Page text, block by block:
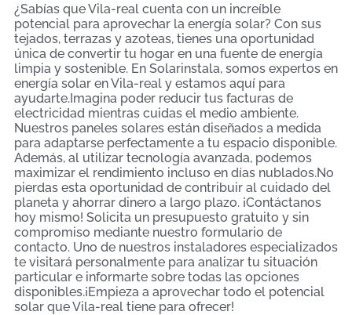
¿Sabías que Vila-real cuenta con un increíble
potencial para aprovechar la energía solar? Con sus
tejados, terrazas y azoteas, tienes una oportunidad
única de convertir tu hogar en una fuente de energía
limpia y sostenible. En Solarinstala, somos expertos en
energía solar en Vila-real y estamos aquí para
ayudarte.Imagina poder reducir tus facturas de
electricidad mientras cuidas el medio ambiente.
Nuestros paneles solares están diseñados a medida
para adaptarse perfectamente a tu espacio disponible.
Además, al utilizar tecnología avanzada, podemos
maximizar el rendimiento incluso en días nublados.No
pierdas esta oportunidad de contribuir al cuidado del
planeta y ahorrar dinero a largo plazo. ¡Contáctanos
hoy mismo! Solicita un presupuesto gratuito y sin
compromiso mediante nuestro formulario de
contacto. Uno de nuestros instaladores especializados
te visitará personalmente para analizar tu situación
particular e informarte sobre todas las opciones
disponibles.¡Empieza a aprovechar todo el potencial
solar que Vila-real tiene para ofrecer!